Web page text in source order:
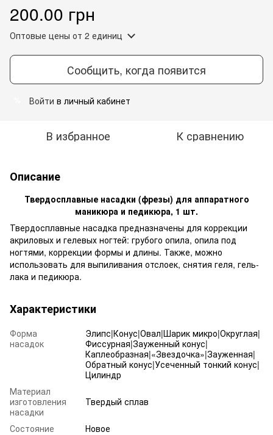
200.00 грн
Оптовые цены от 2 единиц
Сообщить, когда появится
Войти в личный кабинет
В избранное К сравнению
Описание
Твердосплавные насадки (фрезы) для аппаратного
маникюра и педикюра, 1 шт.
Твердосплавные насадка предназначены для коррекции
акриловых и гелевых ногтей: грубого опила, опила под
ногтями, коррекции формы и длины. Также, можно
использовать для выпиливания отслоек, снятия геля, гель-
лака и педикюра.
Характеристики
Форма
насадок
Элипс|Конус|Овал|Шарик микро|Округлая|
Фиссурная|Зауженный конус|
Каплеобразная|«Звездочка»|Зауженная|
Обратный конус|Усеченный тонкий конус|
Цилиндр
Материал
изготовления
насадки
Твердый сплав
Состояние
Новое